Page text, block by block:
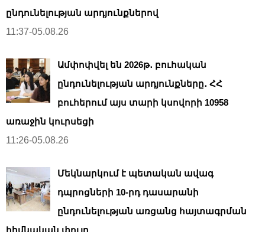
ընդունելության արդյունքներով
11:37-05.08.26
Ամփոփվել են 2026թ․ բուհական
ընդունելության արդյունքները․ ՀՀ
բուհերում այս տարի կսովորի 10958
առաջին կուրսեցի
11:26-05.08.26
Մեկնարկում է պետական ավագ
դպրոցների 10-րդ դասարանի
ընդունելության առցանց հայտագրման